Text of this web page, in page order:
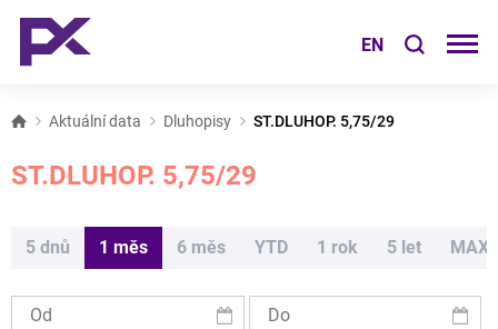
EN
Aktuální data Dluhopisy ST.DLUHOP. 5,75/29
ST.DLUHOP. 5,75/29
5 dnů 1 měs 6 měs YTD 1 rok 5 let MAX